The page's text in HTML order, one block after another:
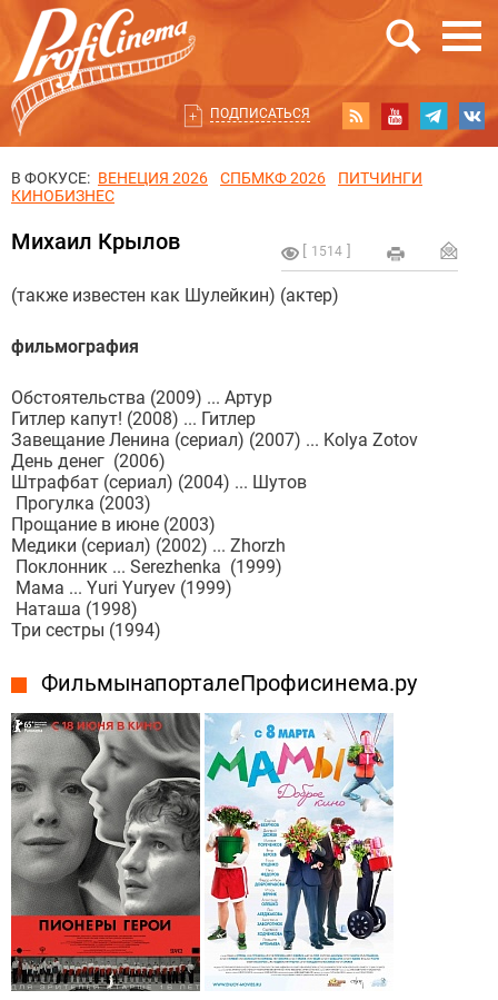
ПОДПИСАТЬСЯ
В ФОКУСЕ: ВЕНЕЦИЯ 2026 СПБМКФ 2026
ПИТЧИНГИ
КИНОБИЗНЕС
1514
Михаил Крылов
(также известен как Шулейкин) (актер)
фильмография
Обстоятельства (2009) ... Артур
Гитлер капут! (2008) ... Гитлер
Завещание Ленина (сериал) (2007) ... Kolya Zotov
День денег (2006)
Штрафбат (сериал) (2004) ... Шутов
Прогулка (2003)
Прощание в июне (2003)
Медики (сериал) (2002) ... Zhorzh
Поклонник ... Serezhenka (1999)
Мама ... Yuri Yuryev (1999)
Наташа (1998)
Три сестры (1994)
Фильмы на портале Профисинема.ру